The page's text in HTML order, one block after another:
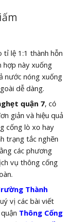
lệ 1:1 thành hỗn
này xuống
nước nóng xuống
dễ dàng.
quận 7, có
giản và hiệu quả
cống lò xo hay
trạng tắc nghẽn
các phương
vụ thông cống
Thành
vị các bài viết
Thông Cống